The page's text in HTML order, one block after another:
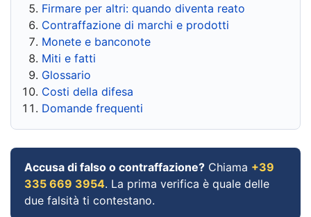
Firmare per altri: quando diventa reato
Contraffazione di marchi e prodotti
Monete e banconote
Miti e fatti
Glossario
Costi della difesa
Domande frequenti
Accusa di falso o contraffazione? Chiama +39
335 669 3954. La prima verifica è quale delle
due falsità ti contestano.